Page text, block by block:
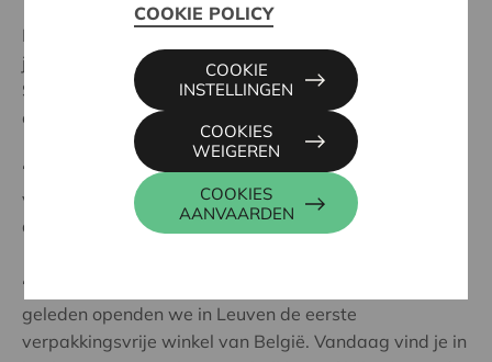
In Cera Engage, het halfjaarlijks magazine voor de
jongere (16-35 jaar) Cera-vennoten, interviewden we
Sara Vander Auwera over de drijfveer achter deze
coöperatieve winkel:
“Voor ons was het coöperatief model bijna
vanzelfsprekend. We hebben ook al heel wat gehad
aan de begeleiding door Cera”.
“Het was missionarissenwerk”, zegt Sara. “Tien jaar
geleden openden we in Leuven de eerste
verpakkingsvrije winkel van België. Vandaag vind je in
COOKIE POLICY
COOKIES
AANVAARDEN
COOKIES
WEIGEREN
COOKIE
INSTELLINGEN